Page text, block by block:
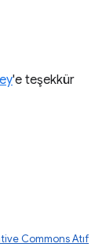
'e teşekkür
Commons Atıf